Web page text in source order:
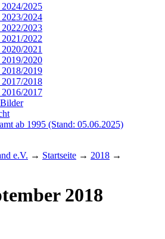
2024/2025
2023/2024
2022/2023
2021/2022
2021
2019/2020
2018/2019
2017/2018
2016/2017
ab 1995 (Stand: 05.06.2025)
e.V. → Startseite → 2018 →
2018